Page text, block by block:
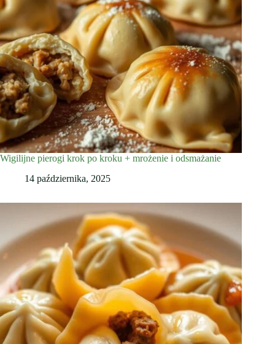
Wigilijne pierogi krok po kroku + mrożenie i odsmażanie
14 października, 2025